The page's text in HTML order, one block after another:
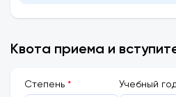
Квота приема и
Cтепень * Учебный